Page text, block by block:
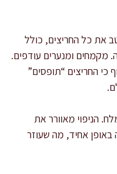
את כל החריצים, כולל
מקמחים ומנערים עודפים.
כי החריצים “תופסים”
הניפוי מאוורר את
אחיד, מה שעוזר